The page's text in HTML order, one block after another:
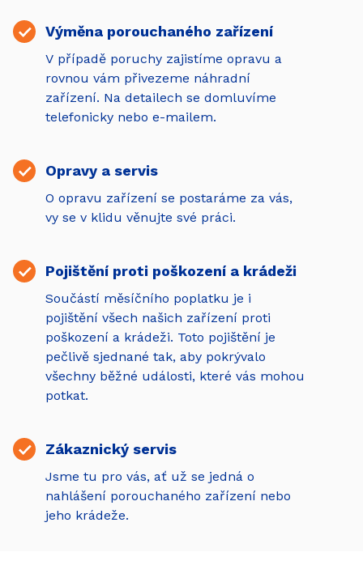
Výměna porouchaného zařízení
V případě poruchy zajistíme opravu a
rovnou vám přivezeme náhradní
zařízení. Na detailech se domluvíme
telefonicky nebo e-mailem.
Opravy a servis
O opravu zařízení se postaráme za vás,
vy se v klidu věnujte své práci.
Pojištění proti poškození a krádeži
Součástí měsíčního poplatku je i
pojištění všech našich zařízení proti
poškození a krádeži. Toto pojištění je
pečlivě sjednané tak, aby pokrývalo
všechny běžné události, které vás mohou
potkat.
Zákaznický servis
Jsme tu pro vás, ať už se jedná o
nahlášení porouchaného zařízení nebo
jeho krádeže.